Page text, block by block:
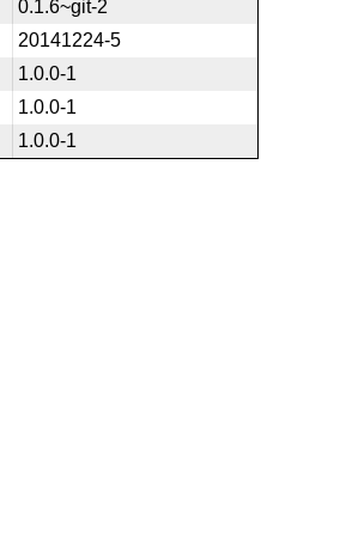
0.1.6~git-2
20141224-5
1.0.0-1
1.0.0-1
1.0.0-1